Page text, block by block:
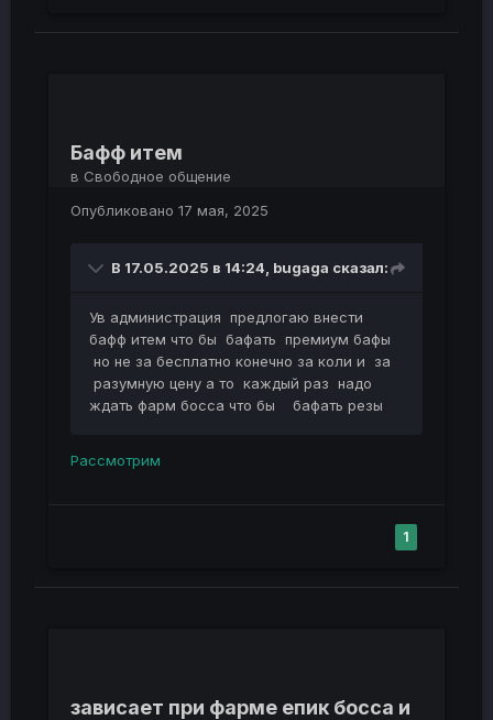
Бафф итем
в Свободное общение
Опубликовано 17 мая, 2025
В 17.05.2025 в 14:24, bugaga сказал:
Ув администрация предлогаю внести
бафф итем что бы бафать премиум бафы
но не за бесплатно конечно за коли и за
разумную цену а то каждый раз надо
ждать фарм босса что бы бафать резы
Рассмотрим
1
зависает при фарме епик босса и